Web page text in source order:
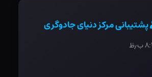
پشتیبانی مرکز دنیای جادوگری